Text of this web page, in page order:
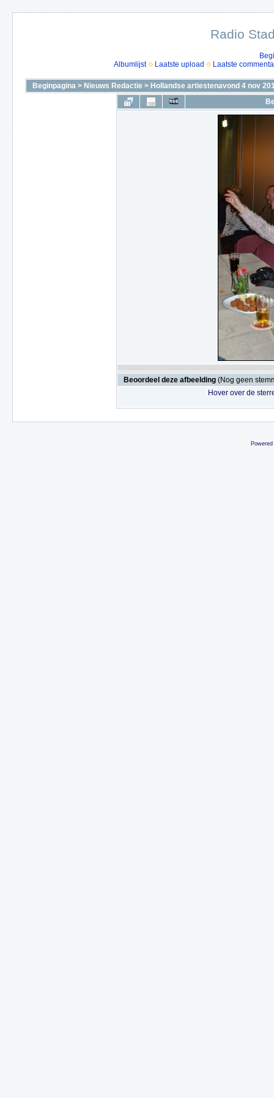
Radio
Albumlijst
Laatste upload Laatste
Beginpagina > Nieuws Redactie > Hollandse artiestenavond 4 nov
Beoordeel deze afbeelding (Nog geen
Hover over de